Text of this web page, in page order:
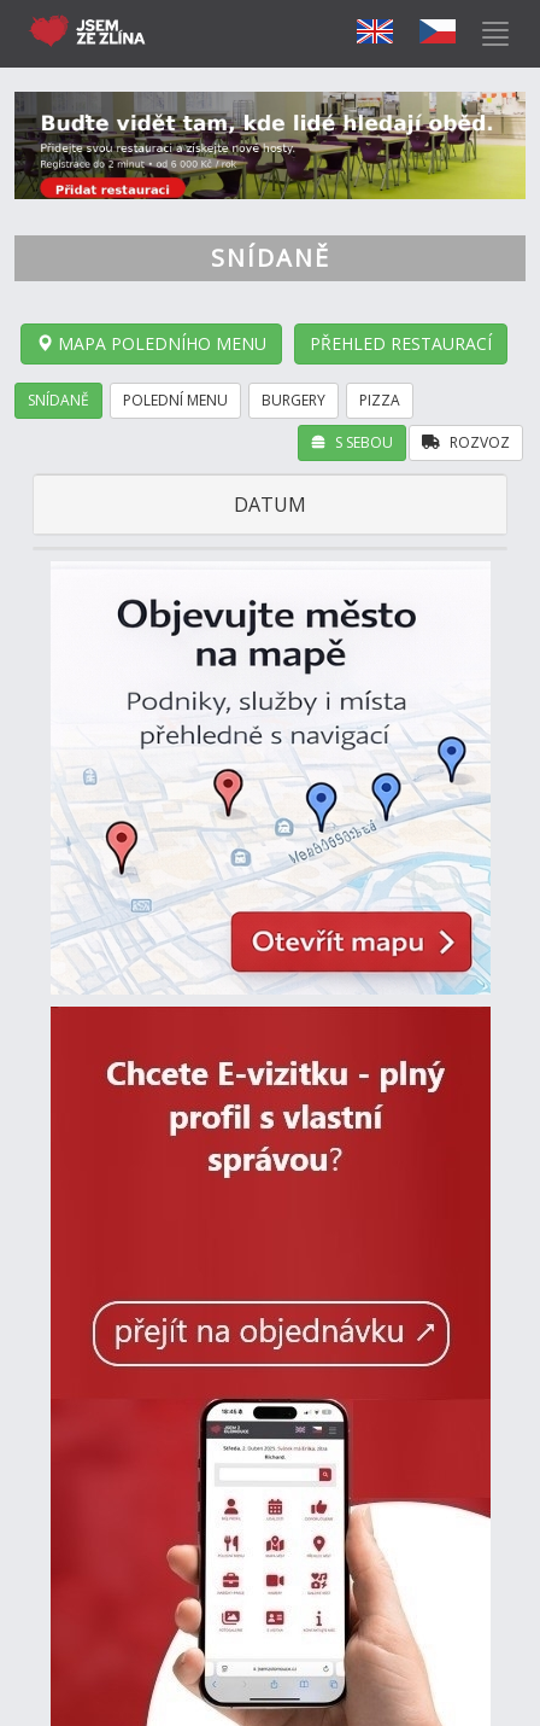
SNÍDANĚ
MAPA POLEDNÍHO MENU PŘEHLED RESTAURACÍ
SNÍDANĚ POLEDNÍ MENU BURGERY PIZZA
ROZVOZ
S SEBOU
DATUM